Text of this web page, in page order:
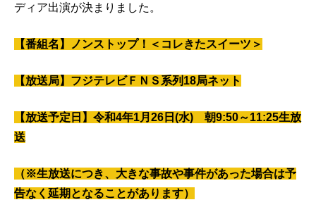
ディア出演が決まりました。
【番組名】ノンストップ！＜コレきたスイーツ＞
【放送局】フジテレビＦＮＳ系列18局ネット
【放送予定日】令和4年1月26日(水) 朝9:50～11:25生放
送
（※生放送につき、大きな事故や事件があった場合は予
告なく延期となることがあります）